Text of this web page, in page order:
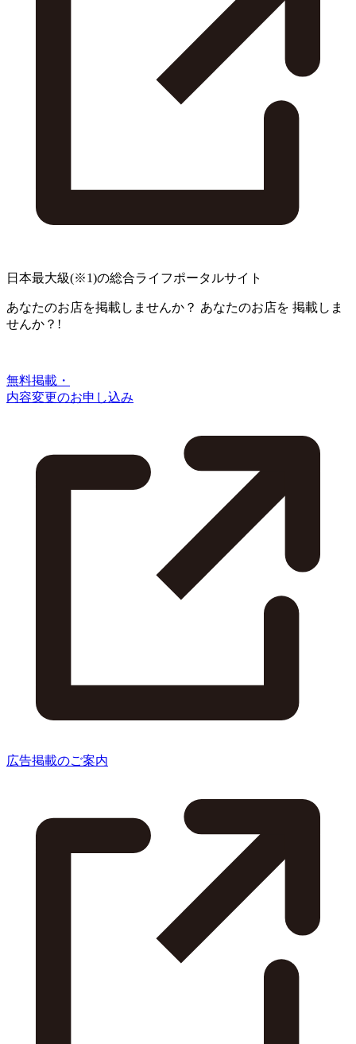
日本最大級(※1)の総合ライフポータルサイト
あなたのお店を掲載しませんか？ あなたのお店を 掲載しま
せんか？!
無料掲載・
内容変更のお申し込み
広告掲載のご案内